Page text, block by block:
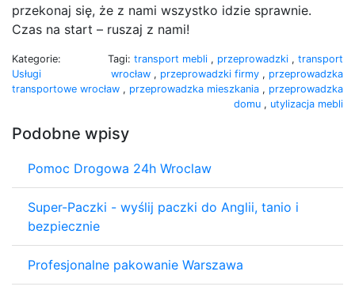
przekonaj się, że z nami wszystko idzie sprawnie.
Czas na start – ruszaj z nami!
Kategorie:
Usługi
transportowe
Tagi: transport mebli , przeprowadzki , transport
wrocław , przeprowadzki firmy , przeprowadzka
wrocław , przeprowadzka mieszkania , przeprowadzka
domu , utylizacja mebli
Podobne wpisy
Pomoc Drogowa 24h Wroclaw
Super-Paczki - wyślij paczki do Anglii, tanio i
bezpiecznie
Profesjonalne pakowanie Warszawa